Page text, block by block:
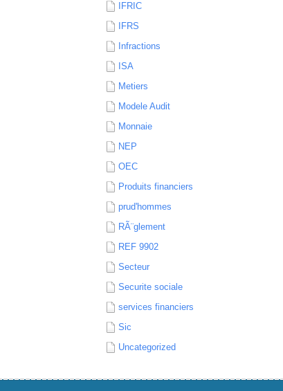
IFRIC
IFRS
Infractions
ISA
Metiers
Modele Audit
Monnaie
NEP
OEC
Produits financiers
prud'hommes
RÃ¨glement
REF 9902
Secteur
Securite sociale
services financiers
Sic
Uncategorized